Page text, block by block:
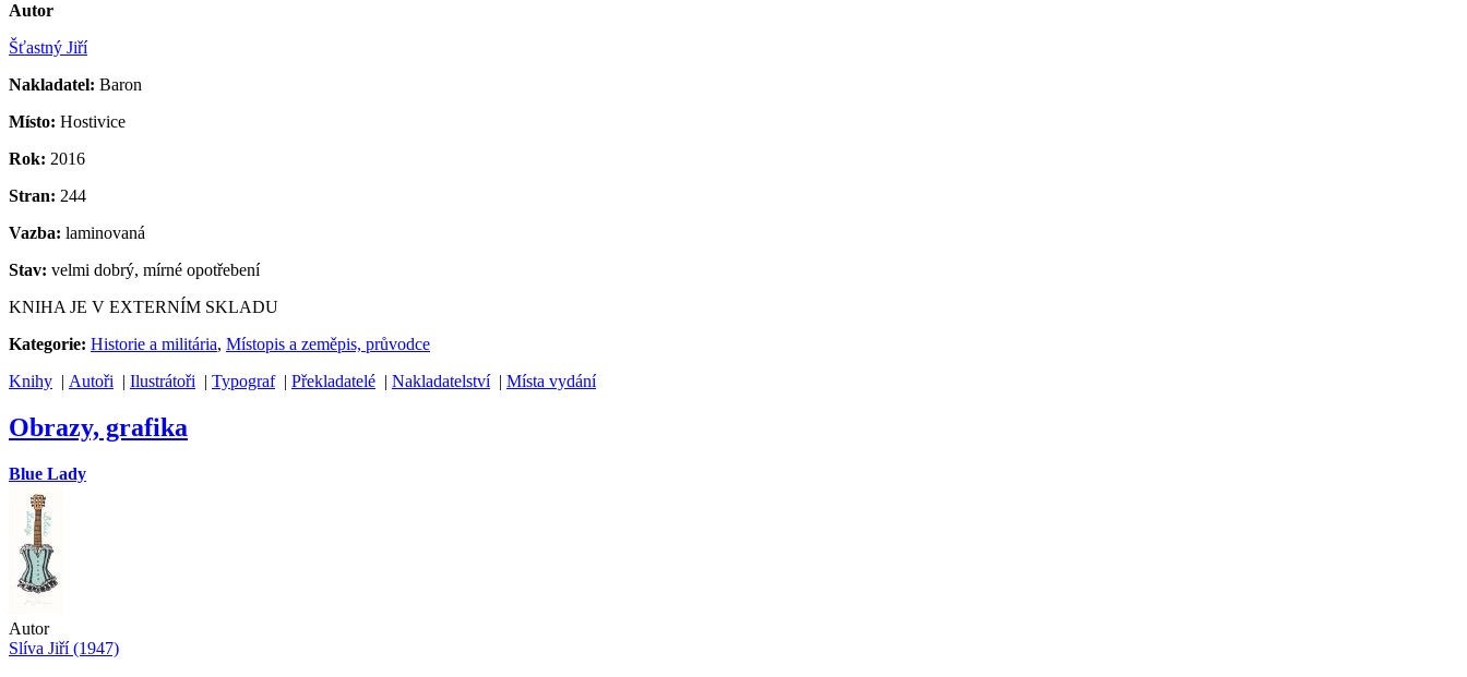
Autor
Šťastný Jiří
Nakladatel: Baron
Místo: Hostivice
Rok: 2016
Stran: 244
Vazba: laminovaná
Stav: velmi dobrý, mírné opotřebení
KNIHA JE V EXTERNÍM SKLADU
Kategorie: Historie a militária, Místopis a zeměpis, průvodce
Knihy | Autoři | Ilustrátoři | Typograf| Překladatelé | Nakladatelství| Místa vydání
Obrazy, grafika
Blue Lady
Autor
Slíva Jiří (1947)